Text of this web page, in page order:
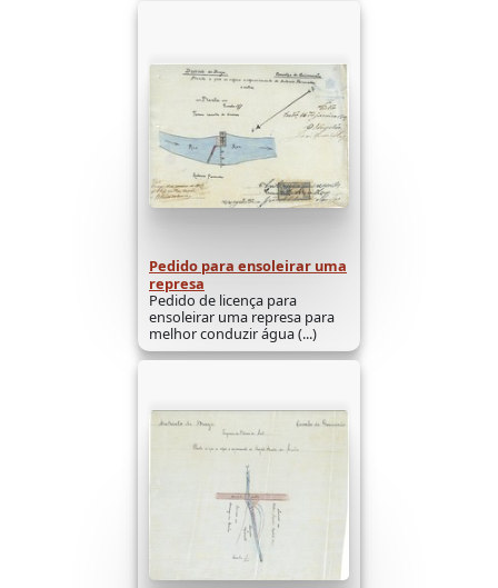
Pedido para ensoleirar uma
represa
Pedido de licença para
ensoleirar uma represa para
melhor conduzir água (...)